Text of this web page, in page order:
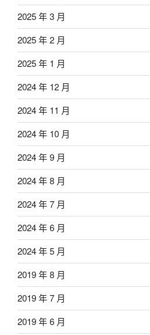
2025 年 3 月
2025 年 2 月
2025 年 1 月
2024 年 12 月
2024 年 11 月
2024 年 10 月
2024 年 9 月
2024 年 8 月
2024 年 7 月
2024 年 6 月
2024 年 5 月
2019 年 8 月
2019 年 7 月
2019 年 6 月